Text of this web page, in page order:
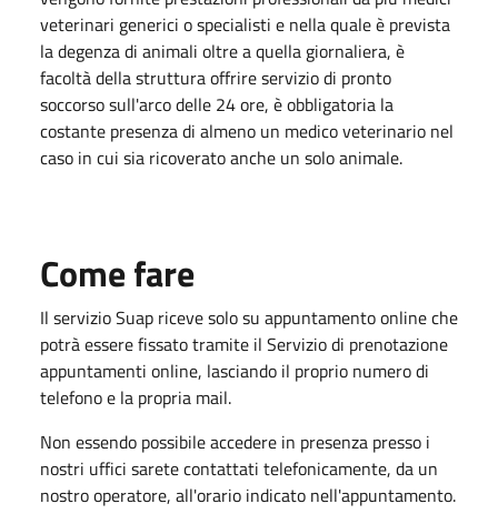
veterinari generici o specialisti e nella quale è prevista
la degenza di animali oltre a quella giornaliera, è
facoltà della struttura offrire servizio di pronto
soccorso sull'arco delle 24 ore, è obbligatoria la
costante presenza di almeno un medico veterinario nel
caso in cui sia ricoverato anche un solo animale.
Come fare
Il servizio Suap riceve solo su appuntamento online che
potrà essere fissato tramite il Servizio di prenotazione
appuntamenti online, lasciando il proprio numero di
telefono e la propria mail.
Non essendo possibile accedere in presenza presso i
nostri uffici sarete contattati telefonicamente, da un
nostro operatore, all'orario indicato nell'appuntamento.